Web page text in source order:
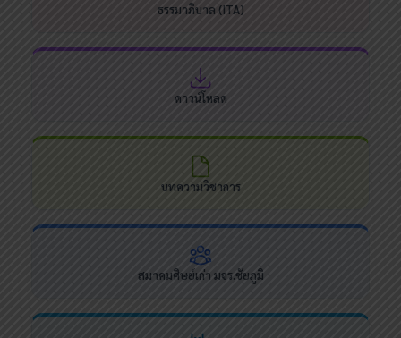
ธรรมาภิบาล (ITA)
ดาวน์โหลด
บทความวิชาการ
สมาคมศิษย์เก่า มจร.ชัยภูมิ